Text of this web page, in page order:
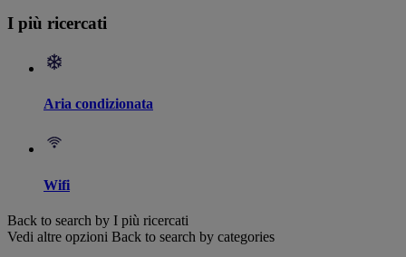
I più ricercati
Aria condizionata
Wifi
Back to search by I più ricercati
Vedi altre opzioni Back to search by categories